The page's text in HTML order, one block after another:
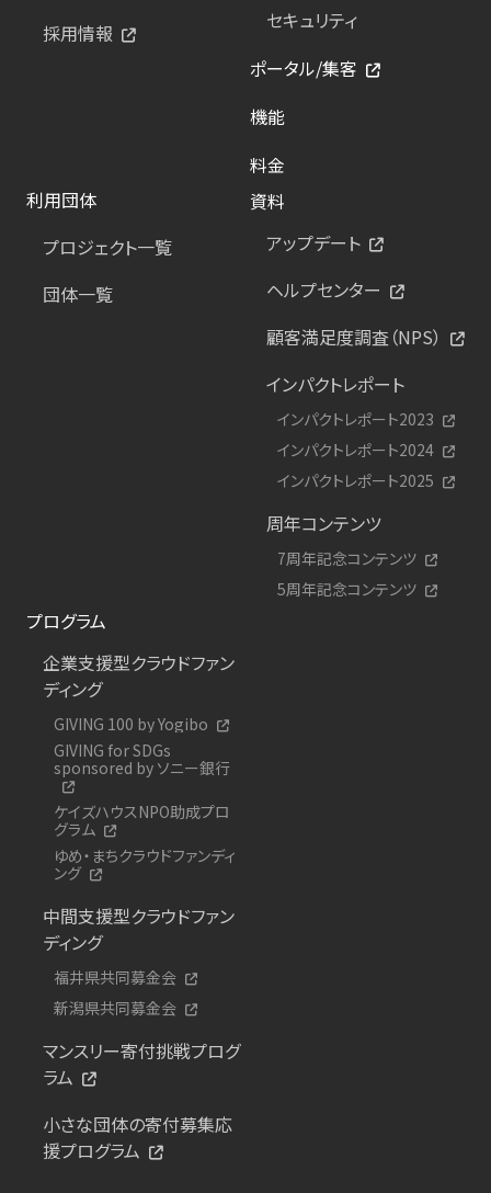
採用情報
セキュリティ
ポータル/集客
機能
料金
利用団体
プロジェクト一覧
団体一覧
資料
アップデート
ヘルプセンター
顧客満足度調査（NPS）
インパクトレポート
インパクトレポート2023
インパクトレポート2024
インパクトレポート2025
周年コンテンツ
7周年記念コンテンツ
5周年記念コンテンツ
プログラム
企業支援型クラウドファン
ディング
GIVING 100 by Yogibo
GIVING for SDGs
sponsored by ソニー銀行
ケイズハウスNPO助成プロ
グラム
ゆめ・まちクラウドファンディ
ング
中間支援型クラウドファン
ディング
福井県共同募金会
新潟県共同募金会
マンスリー寄付挑戦プログ
ラム
小さな団体の寄付募集応
援プログラム